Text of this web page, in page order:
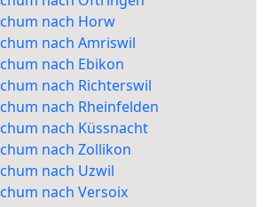
nach Horw
nach Amriswil
nach Ebikon
nach Richterswil
nach Rheinfelden
nach Küssnacht
nach Zollikon
nach Uzwil
nach Versoix